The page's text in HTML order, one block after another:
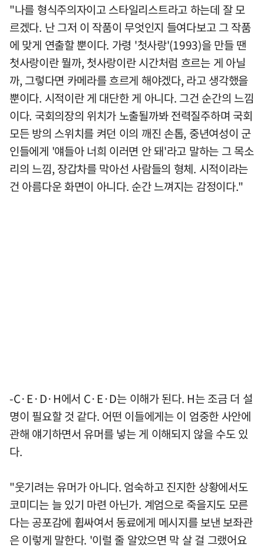
"나를 형식주의자이고 스타일리스트라고 하는데 잘 모
르겠다. 난 그저 이 작품이 무엇인지 들여다보고 그 작품
에 맞게 연출할 뿐이다. 가령 '첫사랑'(1993)을 만들 땐
첫사랑이란 뭘까, 첫사랑이란 시간처럼 흐르는 게 아닐
까, 그렇다면 카메라를 흐르게 해야겠다, 라고 생각했을
뿐이다. 시적이란 게 대단한 게 아니다. 그건 순간의 느낌
이다. 국회의장의 위치가 노출될까봐 전력질주하며 국회
모든 방의 스위치를 켜던 이의 깨진 손톱, 중년여성이 군
인들에게 '얘들아 너희 이러면 안 돼'라고 말하는 그 목소
리의 느낌, 장갑차를 막아선 사람들의 형체. 시적이라는
건 아름다운 화면이 아니다. 순간 느껴지는 감정이다."
-C·E·D·H에서 C·E·D는 이해가 된다. H는 조금 더 설
명이 필요할 것 같다. 어떤 이들에게는 이 엄중한 사안에
관해 얘기하면서 유머를 넣는 게 이해되지 않을 수도 있
다.
"웃기려는 유머가 아니다. 엄숙하고 진지한 상황에서도
코미디는 늘 있기 마련 아닌가. 계엄으로 죽을지도 모른
다는 공포감에 휩싸여서 동료에게 메시지를 보낸 보좌관
은 이렇게 말한다. '이럴 줄 알았으면 막 살 걸 그랬어요